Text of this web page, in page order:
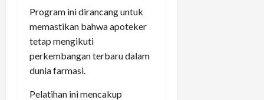
Program ini dirancang untuk
memastikan bahwa apoteker
tetap mengikuti
perkembangan terbaru dalam
dunia farmasi.
Pelatihan ini mencakup